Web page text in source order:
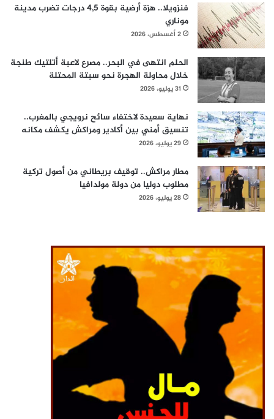
فنزويلا.. هزة أرضية بقوة 4,5 درجات تضرب مدينة
موناري
2 أغسطس، 2026
الحلم انتهى في البحر.. مصرع لاعبة أتلتيك طنجة
خلال محاولة الهجرة نحو سبتة المحتلة
31 يوليو، 2026
نهاية سعيدة لاختفاء سائح نرويجي بالمغرب..
تنسيق أمني بين أكادير ومراكش يكشف مكانه
29 يوليو، 2026
مطار مراكش.. توقيف بريطاني من أصول تركية
مطلوب دوليا من دولة مولدافيا
28 يوليو، 2026